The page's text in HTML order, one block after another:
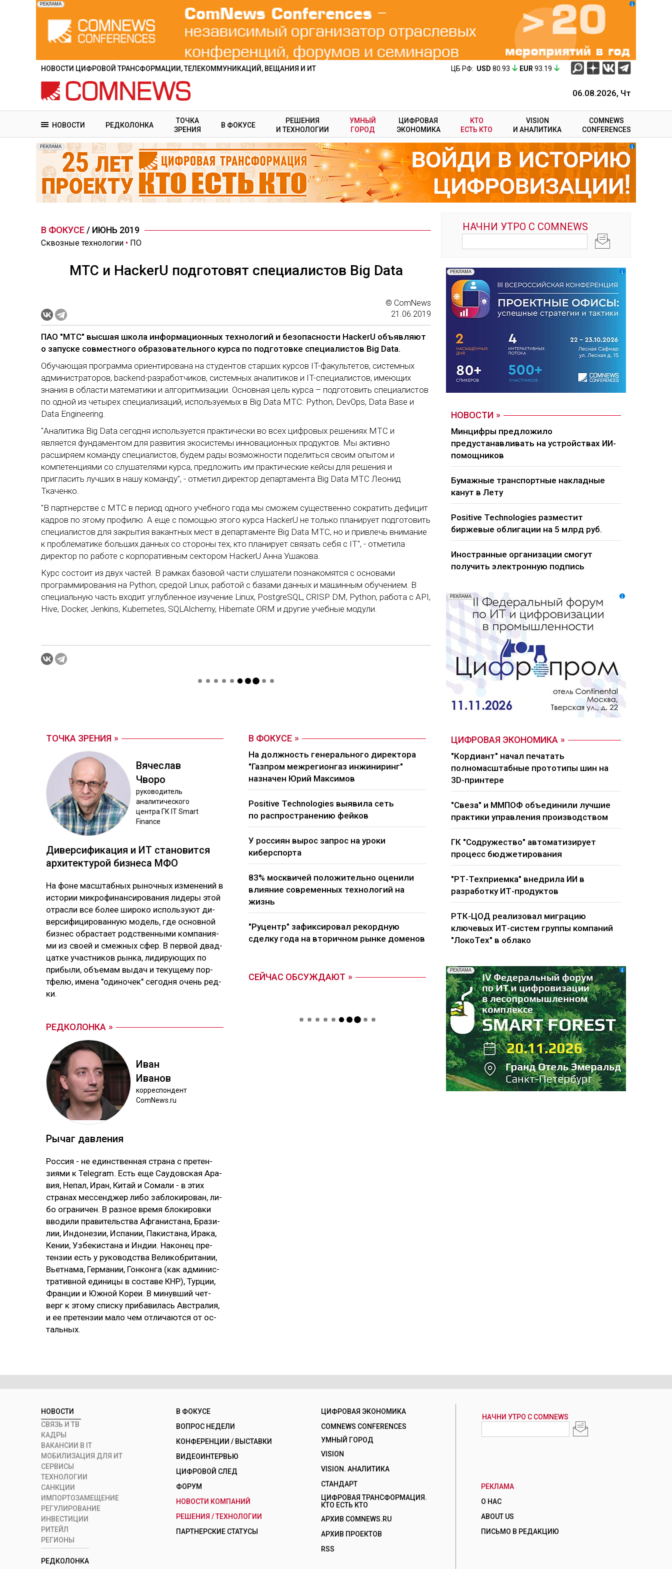
содержанию
НОВОСТИ ЦИФРОВОЙ ТРАНСФОРМАЦИИ, ТЕЛЕКОММУНИКАЦИЙ, ВЕЩАНИЯ И ИТ ЦБ РФ: USD 80.93 EUR 93.19
06.08.2026, Чт
НОВОСТИ РЕДКОЛОНКА
ТОЧКА
ЗРЕНИЯ
В ФОКУСЕ
РЕШЕНИЯ
И ТЕХНОЛОГИИ
УМНЫЙ
ГОРОД
ЦИФРОВАЯ
ЭКОНОМИКА
КТО
ЕСТЬ КТО
VISION
И АНАЛИТИКА
COMNEWS
CONFERENCES
В ФОКУСЕ / ИЮНЬ 2019
Сквозные технологии • ПО
МТС и HackerU подготовят специалистов Big Data
© ComNews
21.06.2019
ПАО "МТС" высшая школа информационных технологий и безопасности HackerU объявляют
о запуске совместного образовательного курса по подготовке специалистов Big Data.
Обучающая программа ориентирована на студентов старших курсов IT-факультетов, системных
администраторов, backend-разработчиков, системных аналитиков и IT-специалистов, имеющих
знания в области математики и алгоритмизации. Основная цель курса – подготовить специалистов
по одной из четырех специализаций, используемых в Big Data МТС: Python, DevOps, Data Base и
Data Engineering.
"Аналитика Big Data сегодня используется практически во всех цифровых решениях МТС и
является фундаментом для развития экосистемы инновационных продуктов. Мы активно
расширяем команду специалистов, будем рады возможности поделиться своим опытом и
компетенциями со слушателями курса, предложить им практические кейсы для решения и
пригласить лучших в нашу команду", - отметил директор департамента Big Data МТС Леонид
Ткаченко.
"В партнерстве с МТС в период одного учебного года мы сможем существенно сократить дефицит
кадров по этому профилю. А еще с помощью этого курса HackerU не только планирует подготовить
специалистов для закрытия вакантных мест в департаменте Big Data МТС, но и привлечь внимание
к проблематике больших данных со стороны тех, кто планирует связать себя с IT", - отметила
директор по работе с корпоративным сектором HackerU Анна Ушакова.
Курс состоит из двух частей. В рамках базовой части слушатели познакомятся с основами
программирования на Python, средой Linux, работой с базами данных и машинным обучением. В
специальную часть входит углубленное изучение Linux, PostgreSQL, CRISP DM, Python, работа с API,
Hive, Docker, Jenkins, Kubernetes, SQLAlchemy, Hibernate ORM и другие учебные модули.
ТОЧКА ЗРЕНИЯ
Вя­чес­лав
Чво­ро
ру­ково­дитель
ана­лити­чес­ко­го
цен­тра ГК IT Smart
Finance
Ди­вер­си­фика­ция и ИТ ста­новит­ся
ар­хи­тек­ту­рой биз­не­са МФО
На фо­не мас­штаб­ных ры­ноч­ных из­ме­не­ний в
ис­то­рии мик­ро­фи­нан­си­ро­ва­ния ли­де­ры этой
от­рас­ли все бо­лее ши­ро­ко ис­поль­зуют ди­
вер­си­фи­ци­ро­ван­ную мо­дель, где ос­нов­ной
биз­нес об­рас­тает родс­твен­ны­ми ком­па­ния­
ми из своей и смеж­ных сфер. В пер­вой двад­
цат­ке учас­тни­ков рын­ка, ли­ди­рую­щих по
при­бы­ли, объ­емам вы­дач и те­ку­ще­му пор­
тфе­лю, име­на "оди­но­чек" се­год­ня очень ред­
ки.
РЕДКОЛОНКА
Иван
Ива­нов
кор­рес­пон­дент
ComNews.ru
Ры­чаг дав­ле­ния
Рос­сия - не единс­твен­ная стра­на с пре­тен­
зия­ми к Telegram. Есть еще Сау­дов­ская Ара­
вия, Не­пал, Иран, Ки­тай и Со­ма­ли - в этих
стра­нах мес­сен­джер ли­бо заб­ло­ки­ро­ван, ли­
бо ог­ра­ни­чен. В раз­ное вре­мя бло­ки­ров­ки
вво­ди­ли пра­ви­тель­ства Аф­га­нис­та­на, Бра­зи­
лии, Ин­до­не­зии, Ис­па­нии, Па­кис­та­на, Ира­ка,
Ке­нии, Уз­бе­кис­та­на и Ин­дии. На­ко­нец пре­
тен­зии есть у ру­ко­водс­тва Ве­ли­коб­ри­та­нии,
Вь­ет­на­ма, Гер­ма­нии, Гон­кон­га (как ад­ми­нис­
тра­тив­ной еди­ни­цы в сос­та­ве КНР), Тур­ции,
Фран­ции и Юж­ной Ко­реи. В ми­нув­ший чет­
верг к это­му спис­ку при­ба­ви­лась Авс­тра­лия,
и ее пре­тен­зии ма­ло чем от­ли­чают­ся от ос­
таль­ных.
В ФОКУСЕ
На должность генерального директора
"Газпром межрегионгаз инжиниринг"
назначен Юрий Максимов
Positive Technologies выявила сеть
по распространению фейков
У россиян вырос запрос на уроки
киберспорта
83% москвичей положительно оценили
влияние современных технологий на
жизнь
"Руцентр" зафиксировал рекордную
сделку года на вторичном рынке доменов
СЕЙЧАС ОБСУЖДАЮТ
НОВОСТИ
Минцифры предложило
предустанавливать на устройствах ИИ-
помощников
Бумажные транспортные накладные
канут в Лету
Positive Technologies разместит
биржевые облигации на 5 млрд руб.
Иностранные организации смогут
получить электронную подпись
ЦИФРОВАЯ ЭКОНОМИКА
"Кордиант" начал печатать
полномасштабные прототипы шин на
3D-принтере
"Свеза" и ММПОФ объединили лучшие
практики управления производством
ГК "Содружество" автоматизирует
процесс бюджетирования
"РТ-Техприемка" внедрила ИИ в
разработку ИТ-продуктов
РТК-ЦОД реализовал миграцию
ключевых ИТ-систем группы компаний
"ЛокоТех" в облако
НОВОСТИ
СВЯЗЬ И ТВ
КАДРЫ
ВАКАНСИИ В IT
МОБИЛИЗАЦИЯ ДЛЯ ИТ
СЕРВИСЫ
ТЕХНОЛОГИИ
САНКЦИИ
ИМПОРТОЗАМЕЩЕНИЕ
РЕГУЛИРОВАНИЕ
ИНВЕСТИЦИИ
РИТЕЙЛ
РЕГИОНЫ
РЕДКОЛОНКА
В ФОКУСЕ
ВОПРОС НЕДЕЛИ
КОНФЕРЕНЦИИ / ВЫСТАВКИ
ВИДЕОИНТЕРВЬЮ
ЦИФРОВОЙ СЛЕД
ФОРУМ
НОВОСТИ КОМПАНИЙ
РЕШЕНИЯ / ТЕХНОЛОГИИ
ПАРТНЕРСКИЕ СТАТУСЫ
ЦИФРОВАЯ ЭКОНОМИКА
COMNEWS CONFERENCES
УМНЫЙ ГОРОД
VISION
VISION. АНАЛИТИКА
СТАНДАРТ
ЦИФРОВАЯ ТРАНСФОРМАЦИЯ.
КТО ЕСТЬ КТО
АРХИВ COMNEWS.RU
АРХИВ ПРОЕКТОВ
RSS
РЕКЛАМА
О НАС
ABOUT US
ПИСЬМО В РЕДАКЦИЮ